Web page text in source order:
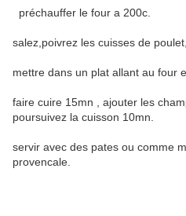
préchauffer le four a 200c.
salez,poivrez les cuisses de
mettre dans un plat allant au four
faire cuire 15mn , ajouter les
poursuivez la cuisson 10mn.
servir avec des pates ou comme
provencale.